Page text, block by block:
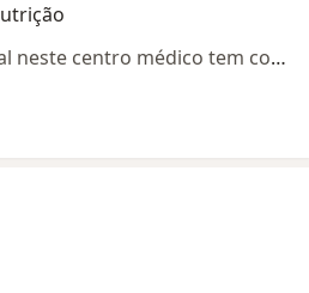
Nenhum profissional neste centro médico tem consultas disponíveis